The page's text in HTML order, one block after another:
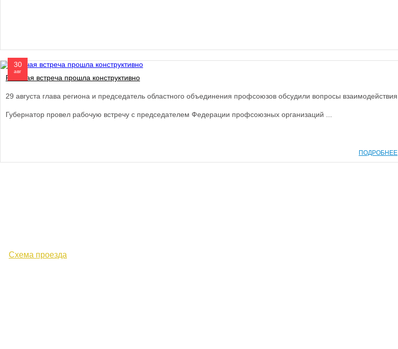
30
авг
Рабочая встреча прошла конструктивно
29 августа глава региона и председатель областного объединения профсоюзов обсудили вопросы взаимодействия
Губернатор провел рабочую встречу с председателем Федерации профсоюзных организаций ...
ПОДРОБНЕЕ
Схема проезда